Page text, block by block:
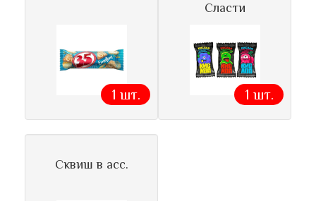
1 шт.
Сласти
1 шт.
Сквиш в асс.